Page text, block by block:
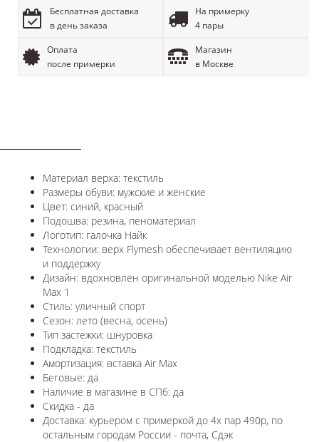
Бесплатная доставка
в день заказа
На примерку
4 пары
Оплата
после примерки
Магазин
в Москве
Материал верха: текстиль
Размеры обуви: мужские и женские
Цвет: синий, красный
Подошва: резина, пеноматериал
Логотип: галочка Найк
Технологии: верх Flymesh обеспечивает вентиляцию
и поддержку
Дизайн: вдохновлен оригинальной моделью Nike Air
Max 1
Стиль: уличный спорт
Сезон: лето (весна, осень)
Тип застежки: шнуровка
Подкладка: текстиль
Амортизация: вставка Air Max
Беговые: да
Наличие в магазине в СПб: да
Скидка - да
Доставка: курьером с примеркой до 4х пар 490р, по
остальным городам России - почта, Сдэк